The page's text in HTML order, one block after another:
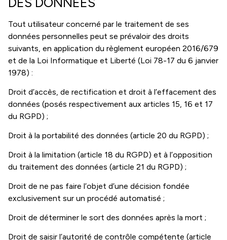
Tout utilisateur concerné par le traitement de ses
données personnelles peut se prévaloir des droits
suivants, en application du règlement européen 2016/679
et de la Loi Informatique et Liberté (Loi 78-17 du 6 janvier
1978) :
Droit d’accès, de rectification et droit à l’effacement des
données (posés respectivement aux articles 15, 16 et 17
du RGPD) ;
Droit à la portabilité des données (article 20 du RGPD) ;
Droit à la limitation (article 18 du RGPD) et à l’opposition
du traitement des données (article 21 du RGPD) ;
Droit de ne pas faire l’objet d’une décision fondée
exclusivement sur un procédé automatisé ;
Droit de déterminer le sort des données après la mort ;
Droit de saisir l’autorité de contrôle compétente (article